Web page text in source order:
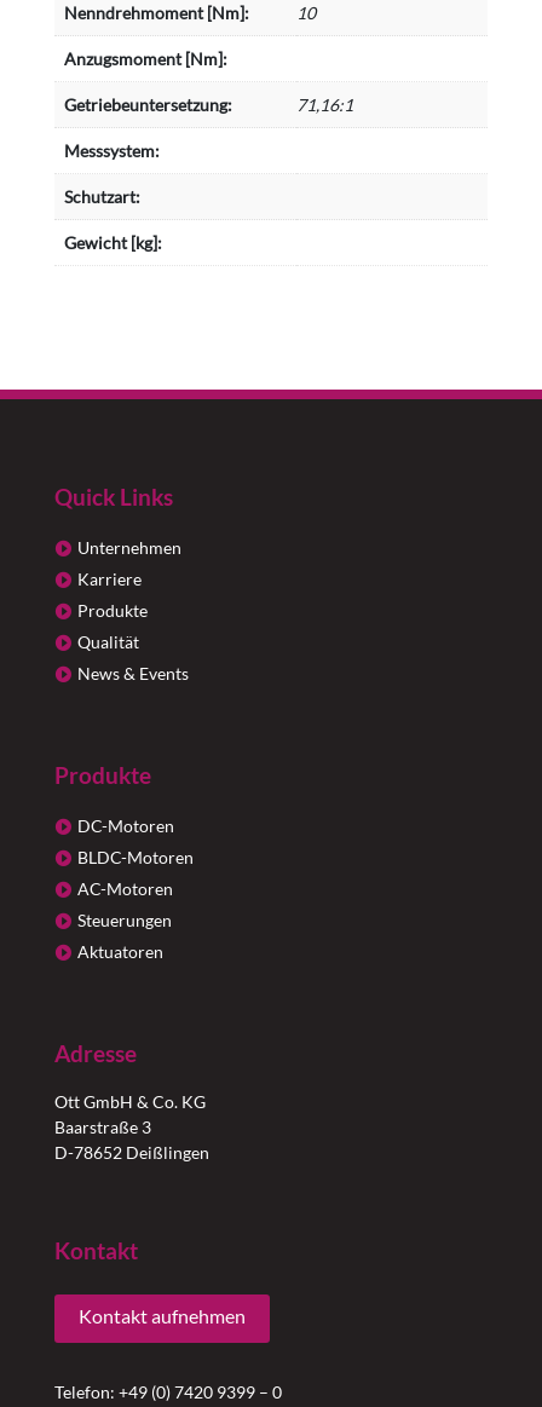
Nenndrehmoment [Nm]: 10
Anzugsmoment [Nm]:
Getriebeuntersetzung: 71,16:1
Messsystem:
Schutzart:
Gewicht [kg]:
Quick Links
Unternehmen
Karriere
Produkte
Qualität
News & Events
Produkte
DC-Motoren
BLDC-Motoren
AC-Motoren
Steuerungen
Aktuatoren
Adresse
Ott GmbH & Co. KG
Baarstraße 3
D-78652 Deißlingen
Kontakt
Kontakt aufnehmen
Telefon: +49 (0) 7420 9399 – 0